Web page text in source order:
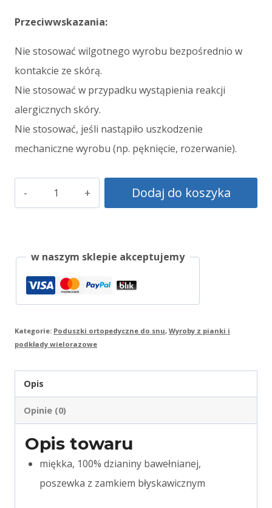
Przeciwwskazania:
Nie stosować wilgotnego wyrobu bezpośrednio w
kontakcie ze skórą.
Nie stosować w przypadku wystąpienia reakcji
alergicznych skóry.
Nie stosować, jeśli nastąpiło uszkodzenie
mechaniczne wyrobu (np. pęknięcie, rozerwanie).
Poduszka
Komfortowy
Dodaj do koszyka
w naszym sklepie akceptujemy
Kategorie: Poduszki ortopedyczne do snu, Wyroby z pianki i
podkłady wielorazowe
Opis
Opinie (0)
Opis towaru
miękka, 100% dzianiny bawełnianej,
poszewka z zamkiem błyskawicznym